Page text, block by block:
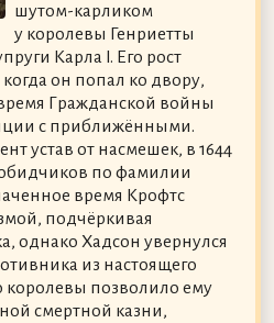
шутом-карликом
у королевы Генриетты
Карла I. Его рост
он попал ко двору,
Гражданской войны
с приближёнными.
устав от насмешек, в 1644
по фамилии
время Крофтс
подчёркивая
однако Хадсон увернулся
из настоящего
королевы позволило ему
смертной казни,